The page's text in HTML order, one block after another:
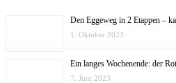
Den Eggeweg in 2 Etappen –
1. Oktober 2023
Ein langes Wochenende: der
7. Juni 2023